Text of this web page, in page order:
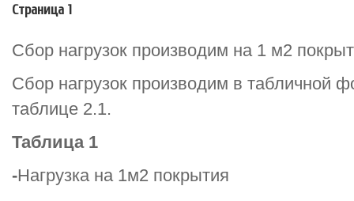
Страница 1
Сбор нагрузок производим на 1 м2
Сбор нагрузок производим в табличной
таблице 2.1.
Таблица 1
-Нагрузка на 1м2 покрытия